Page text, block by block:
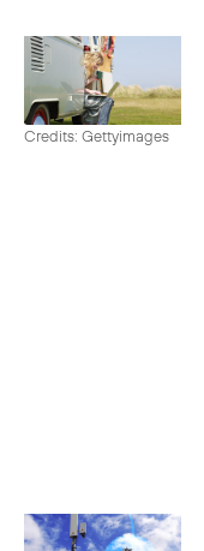
Credits: Gettyimages